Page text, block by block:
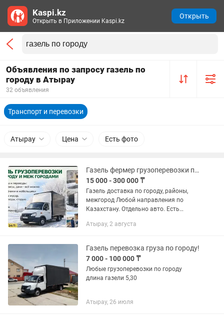
Объявления по запросу газель по
городу в Атырау
32 объявления
Транспорт и перевозки
Атырау Цена Есть фото
Газель фермер грузоперевозки по городу, районы, меж город грузчики есть
15 000 - 300 000 ₸
Газель доставка по городу, районы,
межгород Любой направления по
Казахстану. Отдельно авто. Есть
мебели. Вывоз мусора и строительных
Атырау, 2 августа
Газель перевозка груза по городу!
7 000 - 100 000 ₸
Любые грузоперевозки по городу
длина газели 5,30
Атырау, 26 июля
Kaspi.kz
Открыть в Приложении Kaspi.kz
Открыть